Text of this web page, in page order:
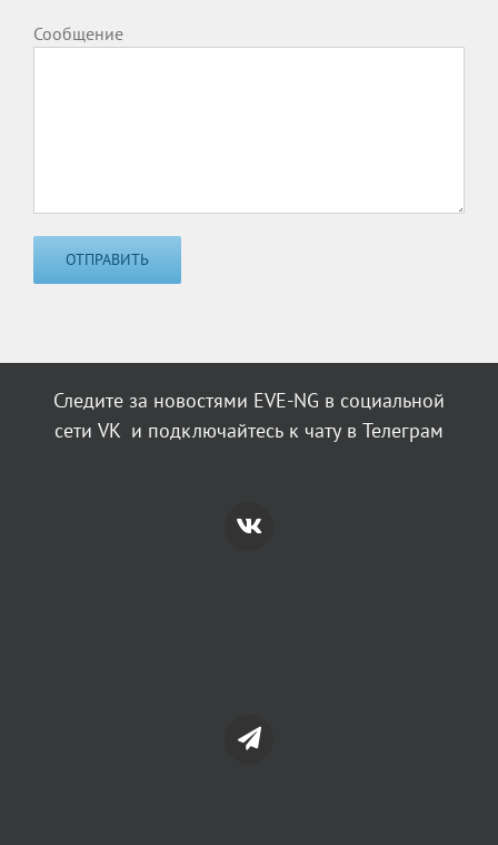
Сообщение
Следите за новостями EVE-NG в социальной
сети VK и подключайтесь к чату в Телеграм